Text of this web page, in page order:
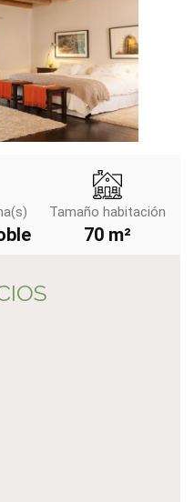
Tamaño habitación
70 m²